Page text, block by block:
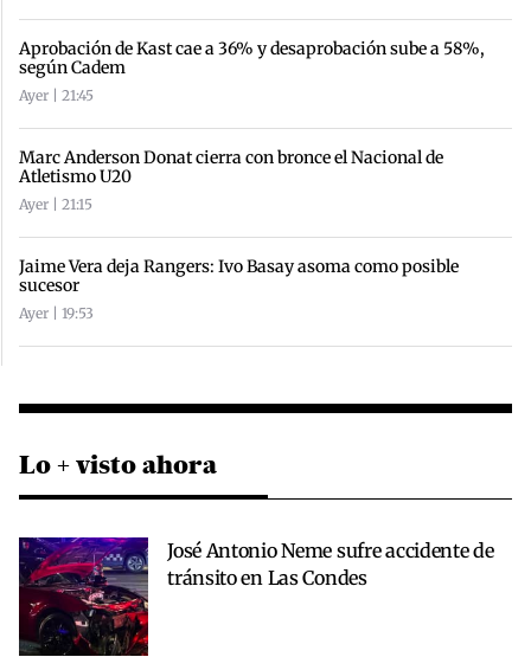
Aprobación de Kast cae a 36% y desaprobación sube a 58%,
según Cadem
Ayer | 21:45
Marc Anderson Donat cierra con bronce el Nacional de
Atletismo U20
Ayer | 21:15
Jaime Vera deja Rangers: Ivo Basay asoma como posible
sucesor
Ayer | 19:53
Lo + visto ahora
José Antonio Neme sufre accidente de
tránsito en Las Condes